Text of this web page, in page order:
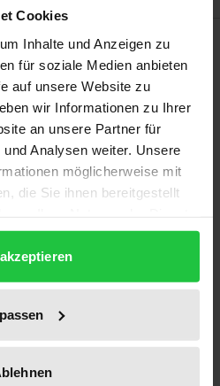
Cookies
Inhalte und Anzeigen zu
für soziale Medien anbieten
auf unsere Website zu
wir Informationen zu Ihrer
an unsere Partner für
Analysen weiter. Unsere
möglicherweise mit
die Sie ihnen bereitgestellt
von Amsterdam
Diskussion um das
des Art. 5 (ex-
Zweifeln an seiner
einerseits und seiner
Analyse des Art. 5 (ex-Art.
Kontextes
unter Berücksichtigung des
differenzierende
für